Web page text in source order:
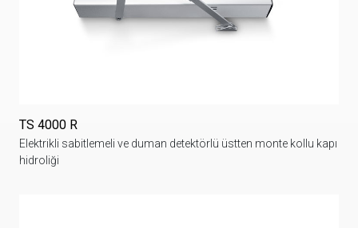
TS 4000 R
Elektrikli sabitlemeli ve duman detektörlü üstten monte kollu kapı
hidroliği